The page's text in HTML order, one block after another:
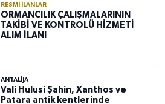
RESMI İLANLAR
ORMANCILIK ÇALIŞMALARININ
TAKİBİ VE KONTROLÜ HİZMETİ
ALIM İLANI
ANTALIJA
Vali Hulusi Şahin, Xanthos ve
Patara antik kentlerinde